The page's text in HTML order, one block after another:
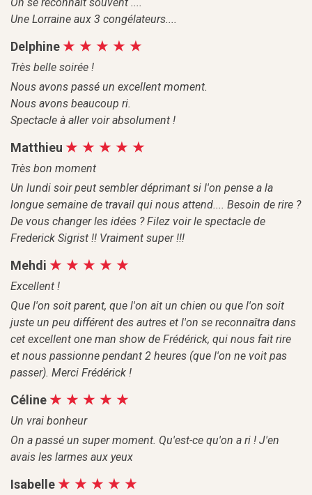
Une Lorraine aux 3 congélateurs....
Delphine
Très belle soirée !
Nous avons passé un excellent moment.
Nous avons beaucoup ri.
Spectacle à aller voir absolument !
Matthieu
Très bon moment
Un lundi soir peut sembler déprimant si l'on pense a la
longue semaine de travail qui nous attend.... Besoin de rire ?
De vous changer les idées ? Filez voir le spectacle de
Frederick Sigrist !! Vraiment super !!!
Mehdi
Excellent !
Que l'on soit parent, que l'on ait un chien ou que l'on soit
juste un peu différent des autres et l'on se reconnaîtra dans
cet excellent one man show de Frédérick, qui nous fait rire
et nous passionne pendant 2 heures (que l'on ne voit pas
passer). Merci Frédérick !
Céline
Un vrai bonheur
On a passé un super moment. Qu'est-ce qu'on a ri ! J'en
avais les larmes aux yeux
Isabelle